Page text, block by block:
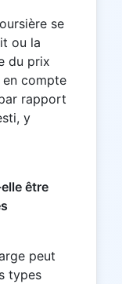
se
ou la
du prix
en compte
rapport
y
être
peut
types